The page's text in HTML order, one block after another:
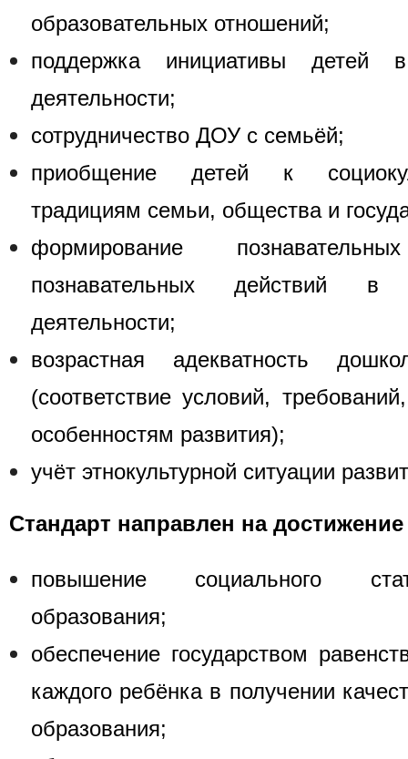
образовательных отношений;
поддержка инициативы детей
деятельности;
сотрудничество ДОУ с семьёй;
приобщение детей к
традициям семьи, общества и
формирование
познавательных действий в
деятельности;
возрастная адекватность
(соответствие условий,
особенностям развития);
учёт этнокультурной ситуации
Стандарт направлен на
повышение социального
образования;
обеспечение государством
каждого ребёнка в получении
образования;